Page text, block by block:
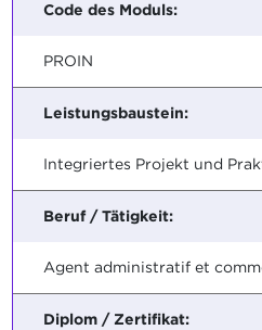
Code des Moduls:
PROIN
Leistungsbaustein:
Integriertes Projekt und
Beruf / Tätigkeit:
Agent administratif et
Diplom / Zertifikat: